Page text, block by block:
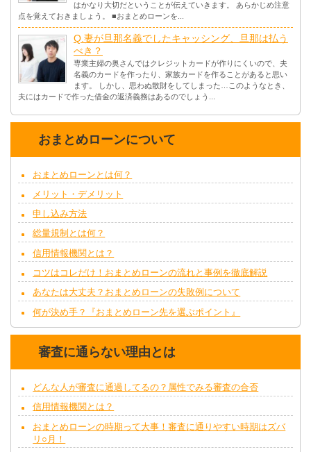
はかなり大切だということが伝えていきます。 あらかじめ注意
点を覚えておきましょう。 ■おまとめローンを...
Q.妻が旦那名義でしたキャッシング、旦那は払う
べき？
専業主婦の奥さんではクレジットカードが作りにくいので、夫
名義のカードを作ったり、家族カードを作ることがあると思い
ます。 しかし、思わぬ散財をしてしまった…このようなとき、
夫にはカードで作った借金の返済義務はあるのでしょう...
おまとめローンについて
おまとめローンとは何？
メリット・デメリット
申し込み方法
総量規制とは何？
信用情報機関とは？
コツはコレだけ！おまとめローンの流れと事例を徹底解説
あなたは大丈夫？おまとめローンの失敗例について
何が決め手？『おまとめローン先を選ぶポイント』
審査に通らない理由とは
どんな人が審査に通過してるの？属性でみる審査の合否
信用情報機関とは？
おまとめローンの時期って大事！審査に通りやすい時期はズバ
リ○月！